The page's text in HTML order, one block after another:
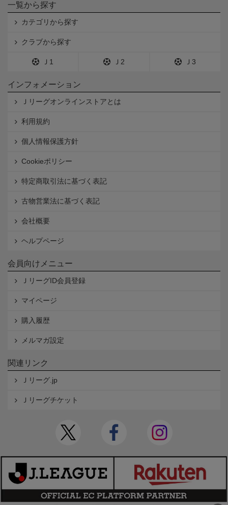
一覧から探す
カテゴリから探す
クラブから探す
Ｊ1 Ｊ2 Ｊ3
インフォメーション
Ｊリーグオンラインストアとは
利用規約
個人情報保護方針
Cookieポリシー
特定商取引法に基づく表記
古物営業法に基づく表記
会社概要
ヘルプページ
会員向けメニュー
ＪリーグID会員登録
マイページ
購入履歴
メルマガ設定
関連リンク
Ｊリーグ.jp
Ｊリーグチケット